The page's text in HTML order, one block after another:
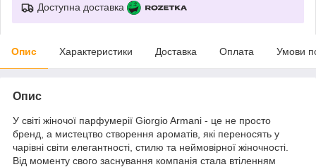
Доступна доставка
Опис Характеристики Доставка Оплата Умови
Опис
У світі жіночої парфумерії Giorgio Armani - це не просто
бренд, а мистецтво створення ароматів, які переносять у
чарівні світи елегантності, стилю та неймовірної жіночності.
Від моменту свого заснування компанія стала втіленням